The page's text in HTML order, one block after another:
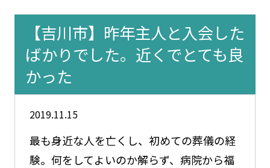
【吉川市】昨年主人と入会した
ばかりでした。近くでとても良
かった
2019.11.15
最も身近な人を亡くし、初めての葬儀の経
験。何をしてよいのか解らず、病院から福